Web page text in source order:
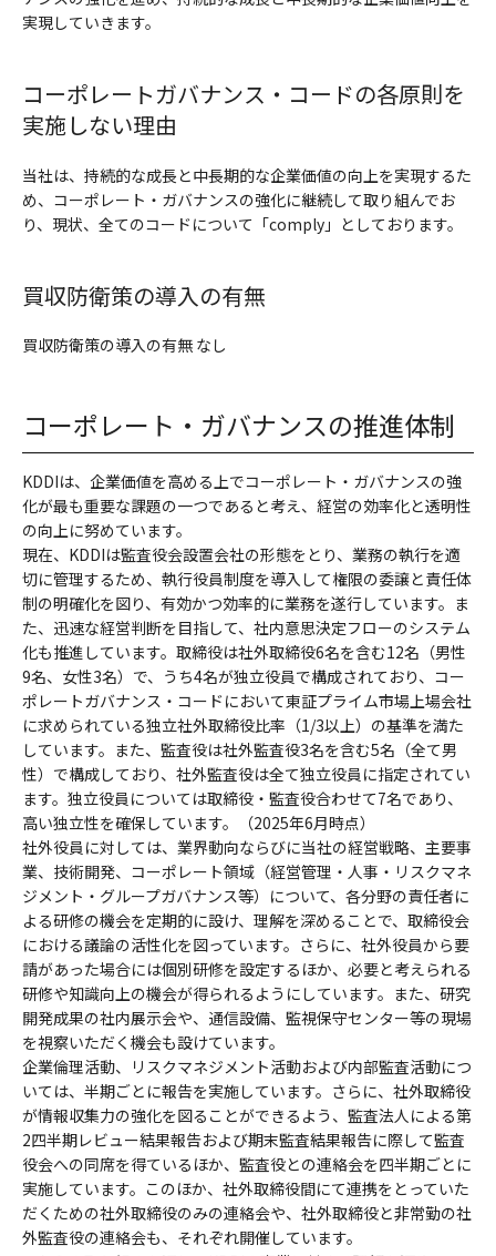
実現していきます。
コーポレートガバナンス・コードの各原則を
実施しない理由
当社は、持続的な成長と中長期的な企業価値の向上を実現するた
め、コーポレート・ガバナンスの強化に継続して取り組んでお
り、現状、全てのコードについて「comply」としております。
買収防衛策の導入の有無
買収防衛策の導入の有無 なし
コーポレート・ガバナンスの推進体制
KDDIは、企業価値を高める上でコーポレート・ガバナンスの強
化が最も重要な課題の一つであると考え、経営の効率化と透明性
の向上に努めています。
現在、KDDIは監査役会設置会社の形態をとり、業務の執行を適
切に管理するため、執行役員制度を導入して権限の委譲と責任体
制の明確化を図り、有効かつ効率的に業務を遂行しています。ま
た、迅速な経営判断を目指して、社内意思決定フローのシステム
化も推進しています。取締役は社外取締役6名を含む12名（男性
9名、女性3名）で、うち4名が独立役員で構成されており、コー
ポレートガバナンス・コードにおいて東証プライム市場上場会社
に求められている独立社外取締役比率（1/3以上）の基準を満た
しています。また、監査役は社外監査役3名を含む5名（全て男
性）で構成しており、社外監査役は全て独立役員に指定されてい
ます。独立役員については取締役・監査役合わせて7名であり、
高い独立性を確保しています。（2025年6月時点）
社外役員に対しては、業界動向ならびに当社の経営戦略、主要事
業、技術開発、コーポレート領域（経営管理・人事・リスクマネ
ジメント・グループガバナンス等）について、各分野の責任者に
よる研修の機会を定期的に設け、理解を深めることで、取締役会
における議論の活性化を図っています。さらに、社外役員から要
請があった場合には個別研修を設定するほか、必要と考えられる
研修や知識向上の機会が得られるようにしています。また、研究
開発成果の社内展示会や、通信設備、監視保守センター等の現場
を視察いただく機会も設けています。
企業倫理活動、リスクマネジメント活動および内部監査活動につ
いては、半期ごとに報告を実施しています。さらに、社外取締役
が情報収集力の強化を図ることができるよう、監査法人による第
2四半期レビュー結果報告および期末監査結果報告に際して監査
役会への同席を得ているほか、監査役との連絡会を四半期ごとに
実施しています。このほか、社外取締役間にて連携をとっていた
だくための社外取締役のみの連絡会や、社外取締役と非常勤の社
外監査役の連絡会も、それぞれ開催しています。